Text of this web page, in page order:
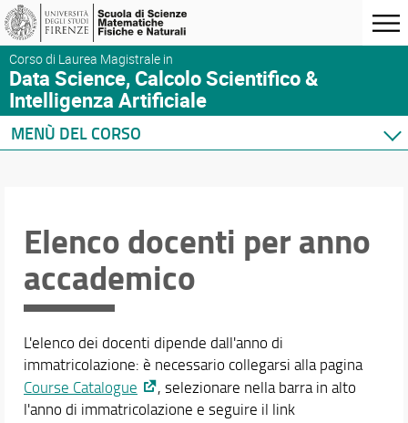
Corso di Laurea Magistrale in
Data Science, Calcolo Scientifico &
Intelligenza Artificiale
MENÙ DEL CORSO
Docenti
Elenco docenti per anno accademico
Orario e calendari
Elenco docenti per anno
accademico
L'elenco dei docenti dipende dall'anno di
immatricolazione: è necessario collegarsi alla pagina
Course Catalogue
, selezionare nella barra in alto
l'anno di immatricolazione e seguire il link